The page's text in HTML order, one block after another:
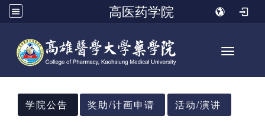
高医药学院
Toggle
:::
学院公告
奖助/计画申请 活动/演讲